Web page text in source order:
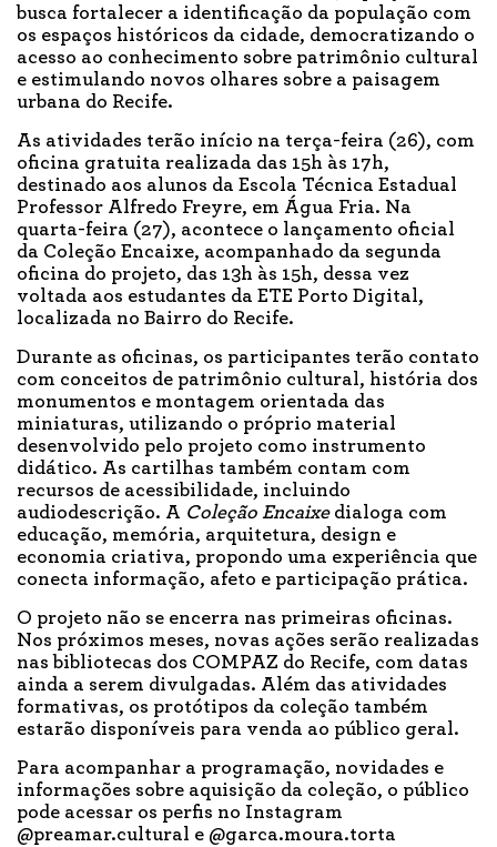
busca fortalecer a identificação da população com
os espaços históricos da cidade, democratizando o
acesso ao conhecimento sobre patrimônio cultural
e estimulando novos olhares sobre a paisagem
urbana do Recife.
As atividades terão início na terça-feira (26), com
oficina gratuita realizada das 15h às 17h,
destinado aos alunos da Escola Técnica Estadual
Professor Alfredo Freyre, em Água Fria. Na
quarta-feira (27), acontece o lançamento oficial
da Coleção Encaixe, acompanhado da segunda
oficina do projeto, das 13h às 15h, dessa vez
voltada aos estudantes da ETE Porto Digital,
localizada no Bairro do Recife.
Durante as oficinas, os participantes terão contato
com conceitos de patrimônio cultural, história dos
monumentos e montagem orientada das
miniaturas, utilizando o próprio material
desenvolvido pelo projeto como instrumento
didático. As cartilhas também contam com
recursos de acessibilidade, incluindo
audiodescrição. A Coleção Encaixedialoga com
educação, memória, arquitetura, design e
economia criativa, propondo uma experiência que
conecta informação, afeto e participação prática.
O projeto não se encerra nas primeiras oficinas.
Nos próximos meses, novas ações serão realizadas
nas bibliotecas dos COMPAZ do Recife, com datas
ainda a serem divulgadas. Além das atividades
formativas, os protótipos da coleção também
estarão disponíveis para venda ao público geral.
Para acompanhar a programação, novidades e
informações sobre aquisição da coleção, o público
pode acessar os perfis no Instagram
@preamar.cultural e @garca.moura.torta